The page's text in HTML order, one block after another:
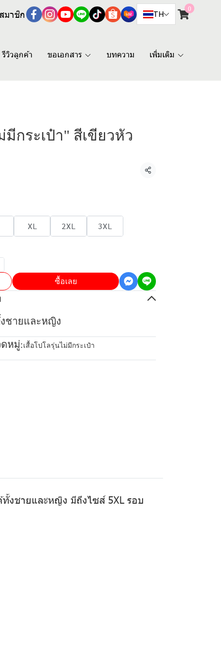
มาชิก TH
0
รีวิวลูกค้า ขอเอกสาร บทความ เพิ่มเติม
มีกระเป๋า" สีเขียวหัว
แชร์
XL 2XL
3XL
ซื้อเลย
ชายและหญิง
หมู่:เสื้อโปโลรุ่นไม่มีกระเป๋า
งชายและหญิง มีถึงไซส์ 5XL รอบ